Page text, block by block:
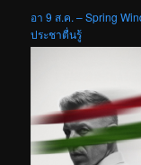
อา 9 ส.ค. – Spring
ประชาตื่นรู้